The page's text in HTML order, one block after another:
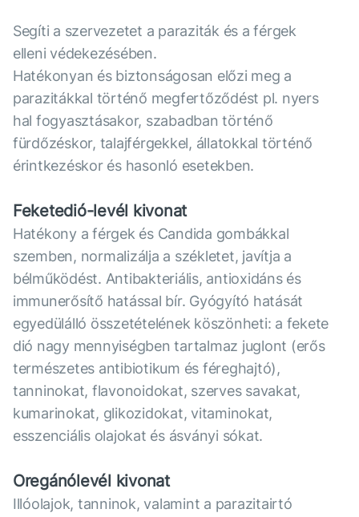
Segíti a szervezetet a paraziták és a férgek
elleni védekezésében.
Hatékonyan és biztonságosan előzi meg a
parazitákkal történő megfertőződést pl. nyers
hal fogyasztásakor, szabadban történő
fürdőzéskor, talajférgekkel, állatokkal történő
érintkezéskor és hasonló esetekben.
Feketedió-levél kivonat
Hatékony a férgek és Candida gombákkal
szemben, normalizálja a székletet, javítja a
bélműködést. Antibakteriális, antioxidáns és
immunerősítő hatással bír. Gyógyító hatását
egyedülálló összetételének köszönheti: a fekete
dió nagy mennyiségben tartalmaz juglont (erős
természetes antibiotikum és féreghajtó),
tanninokat, flavonoidokat, szerves savakat,
kumarinokat, glikozidokat, vitaminokat,
esszenciális olajokat és ásványi sókat.
Oregánólevél kivonat
Illóolajok, tanninok, valamint a parazitairtó